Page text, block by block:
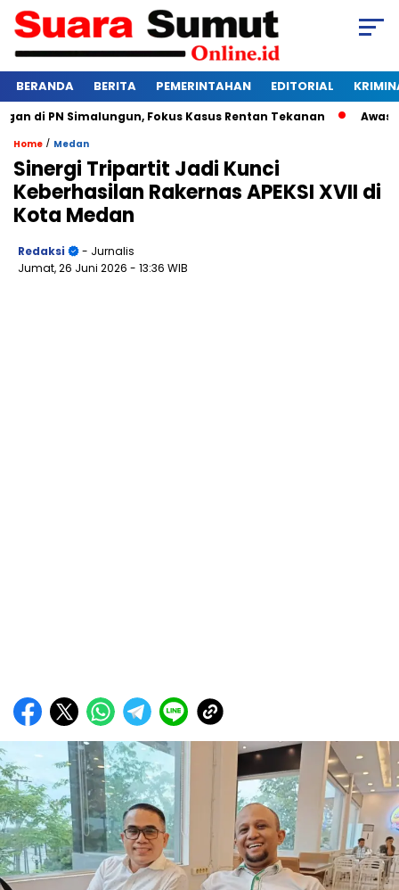
BERANDA BERITA PEMERINTAHAN EDITORIAL
PN Simalungun, Fokus Kasus Rentan Tekanan Awas
Home / Medan
Sinergi Tripartit Jadi Kunci
Keberhasilan Rakernas APEKSI XVII di
Kota Medan
Redaksi
- Jurnalis
Jumat, 26 Juni 2026 - 13:36 WIB